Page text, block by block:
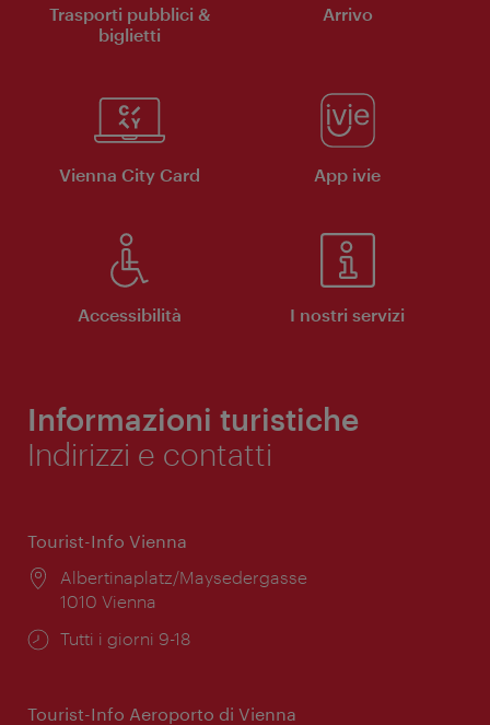
Trasporti pubblici &
biglietti
Arrivo
Vienna City Card App ivie
Accessibilità I nostri servizi
Informazioni turistiche
Indirizzi e contatti
Tourist-Info Vienna
Posizione:
Albertinaplatz/Maysedergasse
1010 Vienna
Orari
Tutti i giorni 9-18
Tourist-Info Aeroporto di Vienna